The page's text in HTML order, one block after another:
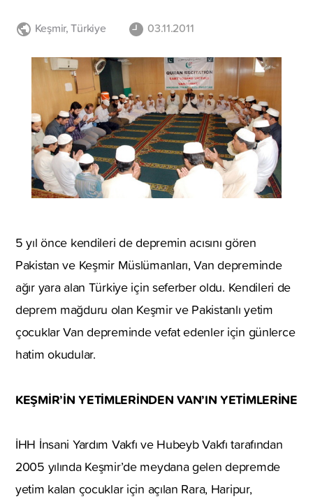
Keşmir,Türkiye 03.11.2011
5 yıl önce kendileri de depremin acısını gören
Pakistan ve Keşmir Müslümanları, Van depreminde
ağır yara alan Türkiye için seferber oldu. Kendileri de
deprem mağduru olan Keşmir ve Pakistanlı yetim
çocuklar Van depreminde vefat edenler için günlerce
hatim okudular.
KEŞMİR’İN YETİMLERİNDEN VAN’IN YETİMLERİNE
İHH İnsani Yardım Vakfı ve Hubeyb Vakfı tarafından
2005 yılında Keşmir’de meydana gelen depremde
yetim kalan çocuklar için açılan Rara, Haripur,